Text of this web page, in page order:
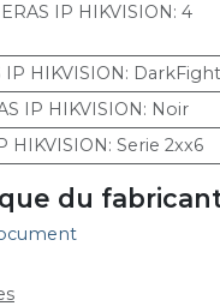
IP HIKVISION : 4
IP HIKVISION :
IP HIKVISION : Noir
HIKVISION : Serie 2xx6
du